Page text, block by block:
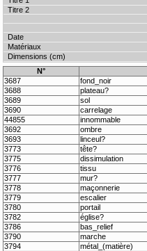
N°
3687
fond_noir
3688
plateau?
3689
sol
3690
carrelage
44855
innommable
3692
ombre
3693
linceul?
3773
tête?
3775
dissimulation
3776
tissu
3777
mur?
3778
maçonnerie
3779
escalier
3780
portail
3782
église?
3786
bas_relief
3790
marche
3794
métal_(matière)